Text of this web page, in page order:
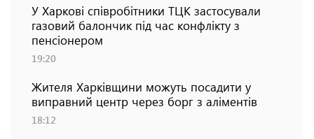
У Харкові співробітники ТЦК застосували
газовий балончик під час конфлікту з
пенсіонером
19:20
Жителя Харківщини можуть посадити у
виправний центр через борг з аліментів
18:12